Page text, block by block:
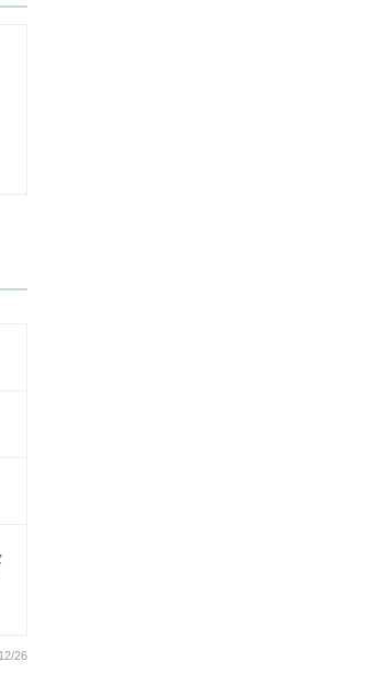
26